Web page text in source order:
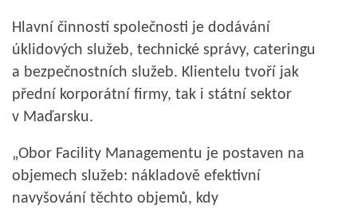
Hlavní činností společnosti je dodávání
úklidových služeb, technické správy, cateringu
a bezpečnostních služeb. Klientelu tvoří jak
přední korporátní firmy, tak i státní sektor
v Maďarsku.
„Obor Facility Managementu je postaven na
objemech služeb: nákladově efektivní
navyšování těchto objemů, kdy